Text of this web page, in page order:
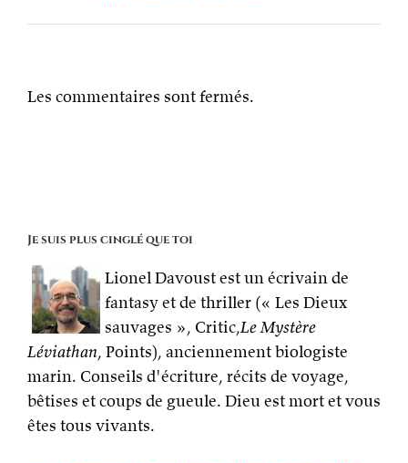
Les commentaires sont fermés.
Je suis plus cinglé que toi
Lionel Davoust est un écrivain de
fantasy et de thriller (« Les Dieux
sauvages », Critic,Le Mystère
Léviathan, Points), anciennement biologiste
marin. Conseils d'écriture, récits de voyage,
bêtises et coups de gueule. Dieu est mort et vous
êtes tous vivants.